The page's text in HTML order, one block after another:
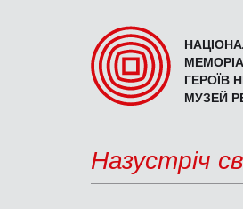
ГЕРОЇВ
МУЗЕЙ
Назустріч